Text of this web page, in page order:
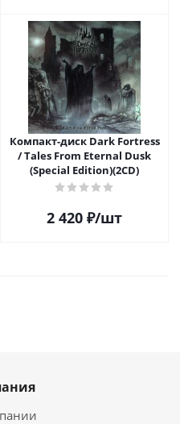
Компакт-диск Dark Fortress
/ Tales From Eternal Dusk
(Special Edition)(2CD)
2 420 ₽/шт